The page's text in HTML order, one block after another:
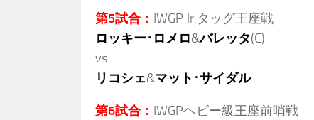
第5試合： IWGP Jr.タッグ王座戦
ロッキー･ロメロ&バレッタ(C)
vs.
リコシェ&マット･サイダル
第6試合： IWGPヘビー級王座前哨戦